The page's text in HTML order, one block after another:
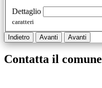
Dettaglio
caratteri
Indietro Avanti Avanti
Contatta il comune